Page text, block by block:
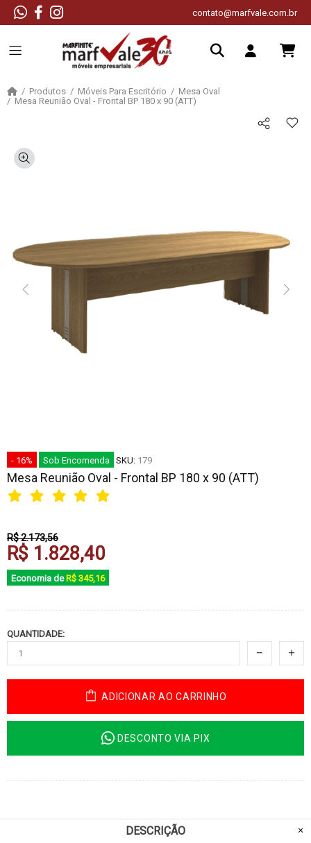
contato@marfvale.com.br
Produtos Móveis Para Escritório
Mesa Oval
Mesa Reunião Oval - Frontal BP 180 x 90 (ATT)
- 16% Sob Encomenda SKU: 179
Mesa Reunião Oval - Frontal BP 180 x 90 (ATT)
R$ 2.173,56
R$ 1.828,40
Economia de R$ 345,16
QUANTIDADE:
ADICIONAR AO CARRINHO
DESCONTO VIA PIX
DESCRIÇÃO